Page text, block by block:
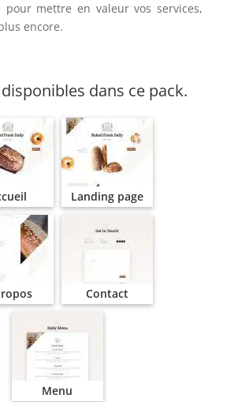
pour mettre en valeur vos services,
encore.
dans ce pack.
Landing page
Contact
Menu